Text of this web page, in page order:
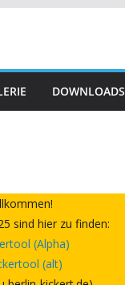
DOWNLOADS
sind hier zu finden:
(Alpha)
(alt)